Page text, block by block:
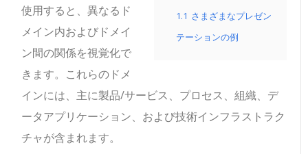
1.1 さまざまなプレゼン
テーションの例
使用すると、異なるド
メイン内およびドメイ
ン間の関係を視覚化で
きます。これらのドメ
インには、主に製品/サービス、プロセス、組織、デ
ータアプリケーション、および技術インフラストラク
チャが含まれます。